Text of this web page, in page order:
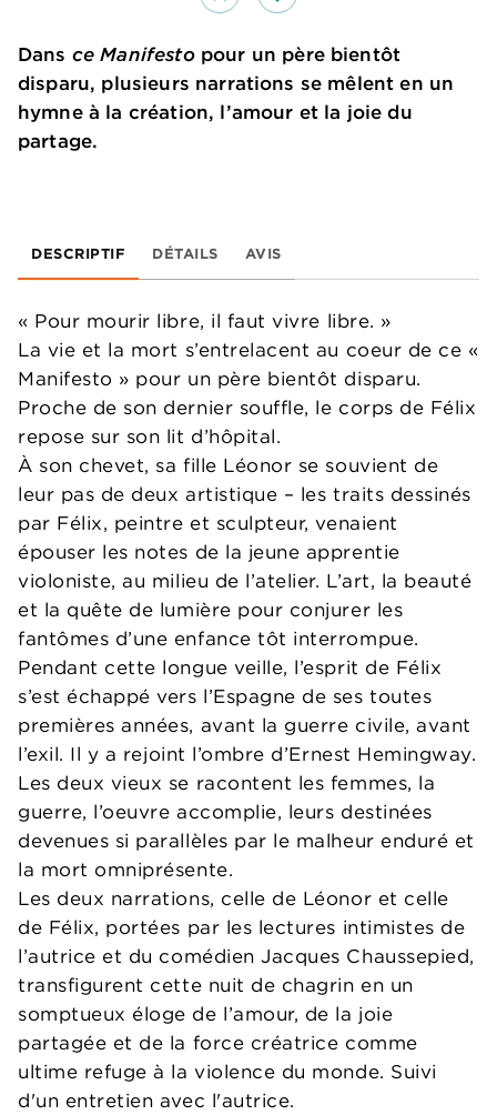
Dans ce Manifesto pour un père bientôt
disparu, plusieurs narrations se mêlent en un
hymne à la création, l’amour et la joie du
partage.
DESCRIPTIF DÉTAILS AVIS
« Pour mourir libre, il faut vivre libre. »
La vie et la mort s’entrelacent au coeur de ce «
Manifesto » pour un père bientôt disparu.
Proche de son dernier souffle, le corps de Félix
repose sur son lit d’hôpital.
À son chevet, sa fille Léonor se souvient de
leur pas de deux artistique – les traits dessinés
par Félix, peintre et sculpteur, venaient
épouser les notes de la jeune apprentie
violoniste, au milieu de l’atelier. L’art, la beauté
et la quête de lumière pour conjurer les
fantômes d’une enfance tôt interrompue.
Pendant cette longue veille, l’esprit de Félix
s’est échappé vers l’Espagne de ses toutes
premières années, avant la guerre civile, avant
l’exil. Il y a rejoint l’ombre d’Ernest Hemingway.
Les deux vieux se racontent les femmes, la
guerre, l’oeuvre accomplie, leurs destinées
devenues si parallèles par le malheur enduré et
la mort omniprésente.
Les deux narrations, celle de Léonor et celle
de Félix, portées par les lectures intimistes de
l’autrice et du comédien Jacques Chaussepied,
transfigurent cette nuit de chagrin en un
somptueux éloge de l’amour, de la joie
partagée et de la force créatrice comme
ultime refuge à la violence du monde. Suivi
d'un entretien avec l'autrice.